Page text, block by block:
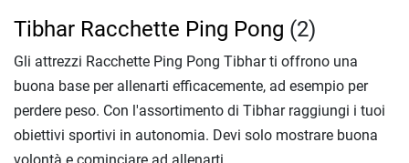
Tibhar Racchette Ping Pong (2)
Gli attrezzi Racchette Ping Pong Tibhar ti offrono una
buona base per allenarti efficacemente, ad esempio per
perdere peso. Con l'assortimento di Tibhar raggiungi i tuoi
obiettivi sportivi in autonomia. Devi solo mostrare buona